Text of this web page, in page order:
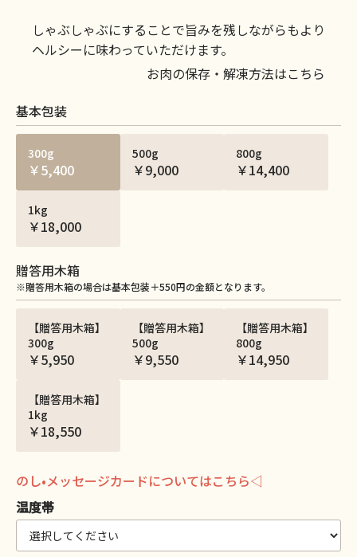
しゃぶしゃぶにすることで旨みを残しながらもより
ヘルシーに味わっていただけます。
お肉の保存・解凍方法はこちら
基本包装
300g
￥5,400
500g
￥9,000
800g
￥14,400
1kg
￥18,000
贈答用木箱
※贈答用木箱の場合は基本包装＋550円の金額となります。
【贈答用木箱】
300g
￥5,950
【贈答用木箱】
500g
￥9,550
【贈答用木箱】
800g
￥14,950
【贈答用木箱】
1kg
￥18,550
のし•メッセージカードについてはこちら◁
温度帯